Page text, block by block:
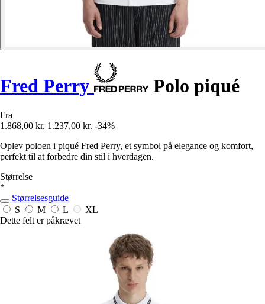
Fred Perry Polo piqué
Fra
1.868,00 kr. 1.237,00 kr. -34%
Oplev poloen i piqué Fred Perry, et symbol på elegance og komfort,
perfekt til at forbedre din stil i hverdagen.
Størrelse
*
Størrelsesguide
S
M L
XL
Dette felt er påkrævet